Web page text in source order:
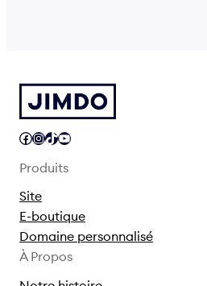
Facebook InstagramTikTok YouTube
Produits
Site
E-boutique
Domaine personnalisé
À Propos